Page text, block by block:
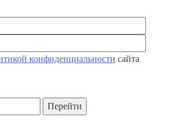
конфиденциальности сайта
Перейти